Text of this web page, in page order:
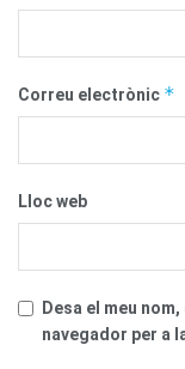
Correu electrònic *
Lloc web
Desa el meu
navegador per a